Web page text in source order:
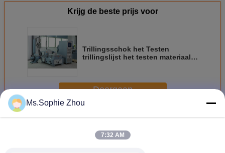
Krijg de beste prijs voor
Trillingsschok het Testen
trillingslijst het testen materiaal
Doorgaan
MeerTrillingen testmachine
Ms.Sophie Zhou
7:32 AM